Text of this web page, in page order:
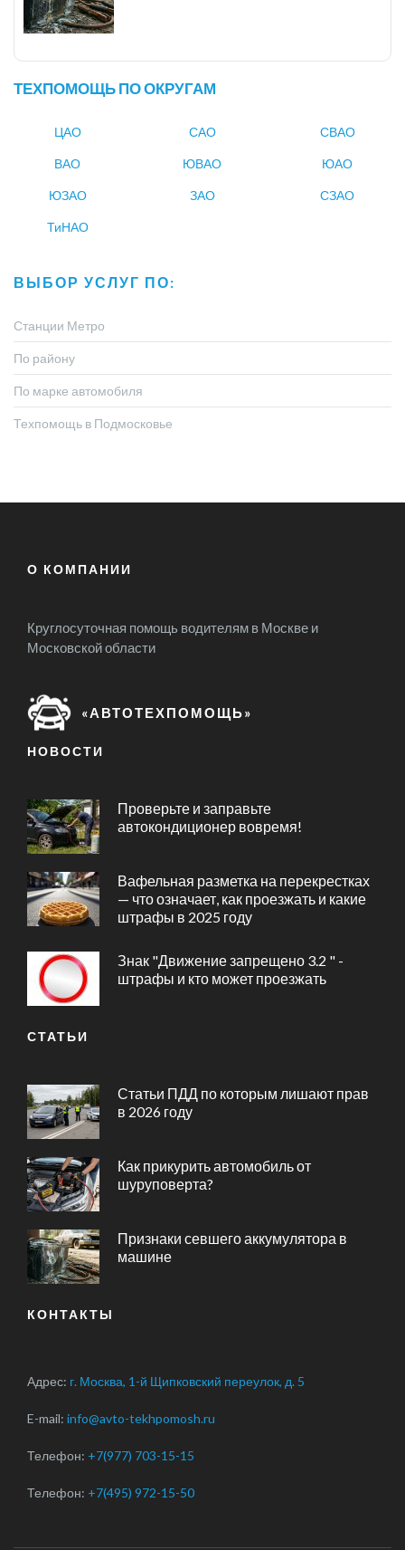
ТЕХПОМОЩЬ ПО ОКРУГАМ
ЦАО САО СВАО
ВАО ЮВАО ЮАО
ЮЗАО ЗАО СЗАО
ТиНАО
ВЫБОР УСЛУГ ПО:
Станции Метро
По району
По марке автомобиля
Техпомощь в Подмосковье
О КОМПАНИИ
Круглосуточная помощь водителям в Москве и
Московской области
«АВТОТЕХПОМОЩЬ»
НОВОСТИ
Проверьте и заправьте
автокондиционер вовремя!
Вафельная разметка на перекрестках
— что означает, как проезжать и какие
штрафы в 2025 году
Знак "Движение запрещено 3.2 " -
штрафы и кто может проезжать
СТАТЬИ
Статьи ПДД по которым лишают прав
в 2026 году
Как прикурить автомобиль от
шуруповерта?
Признаки севшего аккумулятора в
машине
КОНТАКТЫ
Адрес: г. Москва, 1-й Щипковский переулок, д. 5
E-mail: info@avto-tekhpomosh.ru
Телефон: +7(977) 703-15-15
Телефон: +7(495) 972-15-50